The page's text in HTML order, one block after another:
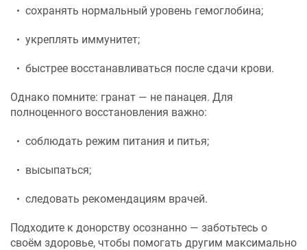
сохранять нормальный уровень гемоглобина;
укреплять иммунитет;
быстрее восстанавливаться после сдачи крови.
Однако помните: гранат — не панацея. Для
полноценного восстановления важно:
соблюдать режим питания и питья;
высыпаться;
следовать рекомендациям врачей.
Подходите к донорству осознанно — заботьтесь о
своём здоровье, чтобы помогать другим максимально